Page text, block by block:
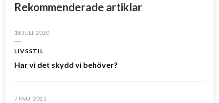
Rekommenderade artiklar
18 JULI, 2020
LIVSSTIL
Har vi det skydd vi behöver?
7 MAJ, 2021